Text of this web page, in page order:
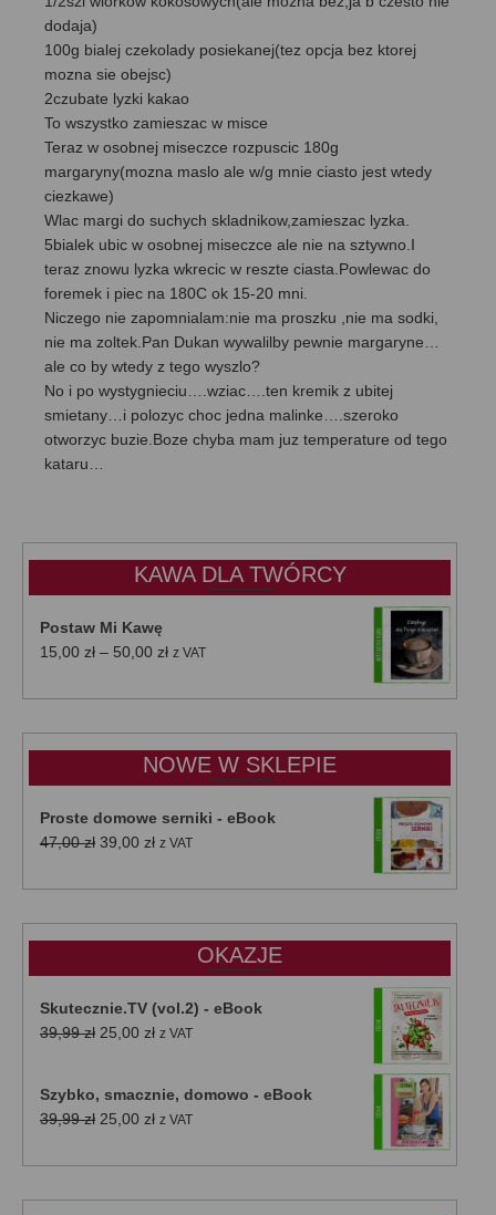
dodaja)
100g bialej czekolady posiekanej(tez opcja bez ktorej
mozna sie obejsc)
2czubate lyzki kakao
To wszystko zamieszac w misce
Teraz w osobnej miseczce rozpuscic 180g
margaryny(mozna maslo ale w/g mnie ciasto jest wtedy
ciezkawe)
Wlac margi do suchych skladnikow,zamieszac lyzka.
5bialek ubic w osobnej miseczce ale nie na sztywno.I
teraz znowu lyzka wkrecic w reszte ciasta.Powlewac do
foremek i piec na 180C ok 15-20 mni.
Niczego nie zapomnialam:nie ma proszku ,nie ma sodki,
nie ma zoltek.Pan Dukan wywalilby pewnie margaryne…
ale co by wtedy z tego wyszlo?
No i po wystygnieciu….wziac….ten kremik z ubitej
smietany…i polozyc choc jedna malinke….szeroko
otworzyc buzie.Boze chyba mam juz temperature od tego
kataru…
KAWA DLA TWÓRCY
Postaw Mi Kawę
15,00 zł – 50,00 złZakres
od
do
50,00 zł
z VAT
NOWE W SKLEPIE
Proste domowe serniki - eBook
47,00zł Pierwotna
wynosiła:
39,00 złAktualna
wynosi:
z VAT
OKAZJE
Skutecznie.TV (vol.2) - eBook
39,99zł Pierwotna
39,99 zł.
25,00 złAktualna
25,00 zł.
z VAT
Szybko, smacznie, domowo - eBook
39,99zł Pierwotna
wynosiła:
25,00 złAktualna
wynosi:
z VAT